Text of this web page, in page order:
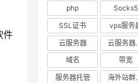
件
php Socks5
SSL证书
vps服务
云服务器
云
域名
带宽
服务器托管
海